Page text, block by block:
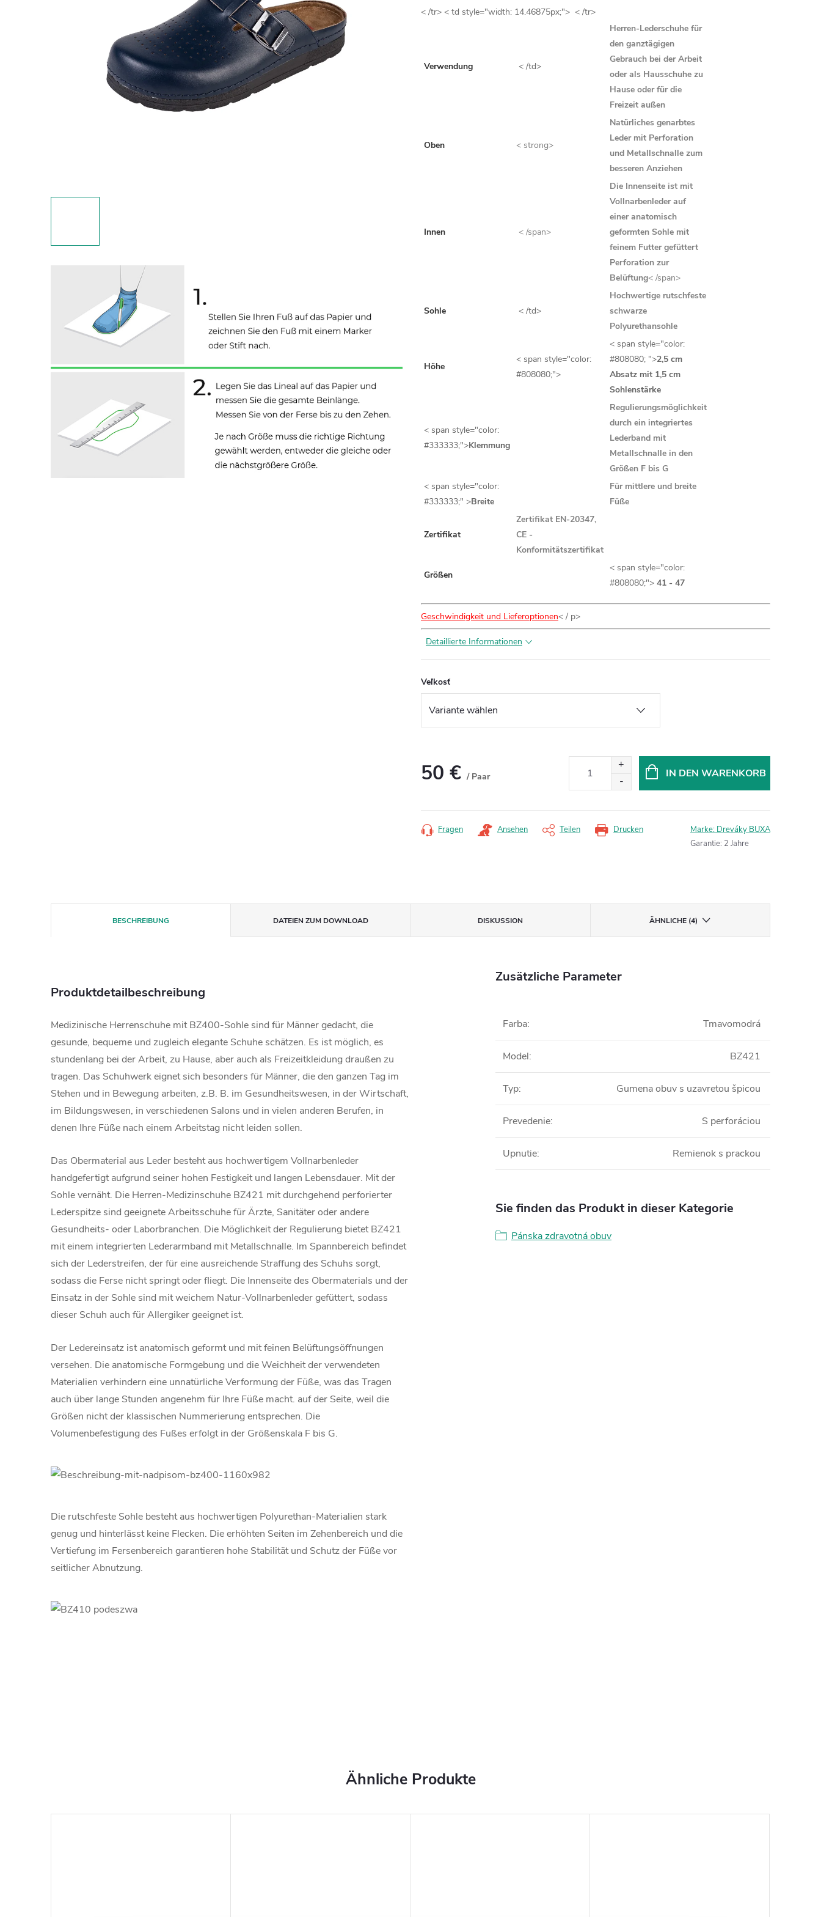
< /tr> < td style="width: 14.46875px;"> < /tr>
Verwendung < /td>
Herren-Lederschuhe für
den ganztägigen
Gebrauch bei der Arbeit
oder als Hausschuhe zu
Hause oder für die
Freizeit außen
Oben < strong>
Natürliches genarbtes
Leder mit Perforation
und Metallschnalle zum
besseren Anziehen
Innen < /span>
Die Innenseite ist mit
Vollnarbenleder auf
einer anatomisch
geformten Sohle mit
feinem Futter gefüttert
Perforation zur
Belüftung< /span>
Sohle < /td>
Hochwertige rutschfeste
schwarze
Polyurethansohle
Höhe
< span style="color:
#808080;">
< span style="color:
#808080; ">2,5 cm
Absatz mit 1,5 cm
Sohlenstärke
< span style="color:
#333333;">Klemmung
Regulierungsmöglichkeit
durch ein integriertes
Lederband mit
Metallschnalle in den
Größen F bis G
< span style="color:
#333333;" >Breite
Für mittlere und breite
Füße
Zertifikat
Zertifikat EN-20347,
CE -
Konformitätszertifikat
Größen
< span style="color:
#808080;"> 41 - 47
Geschwindigkeit und Lieferoptionen< / p>
Detaillierte Informationen
Veľkosť
50 € / Paar
IN DEN WARENKORB
Drucken
Fragen Ansehen Teilen Marke: Dreváky BUXA
Garantie: 2 Jahre
BESCHREIBUNG DATEIEN ZUM DOWNLOAD DISKUSSION ÄHNLICHE (4)
Produktdetailbeschreibung
Medizinische Herrenschuhe mit BZ400-Sohle sind für Männer gedacht, die
gesunde, bequeme und zugleich elegante Schuhe schätzen. Es ist möglich, es
stundenlang bei der Arbeit, zu Hause, aber auch als Freizeitkleidung draußen zu
tragen. Das Schuhwerk eignet sich besonders für Männer, die den ganzen Tag im
Stehen und in Bewegung arbeiten, z.B. B. im Gesundheitswesen, in der Wirtschaft,
im Bildungswesen, in verschiedenen Salons und in vielen anderen Berufen, in
denen Ihre Füße nach einem Arbeitstag nicht leiden sollen.
Das Obermaterial aus Leder besteht aus hochwertigem Vollnarbenleder
handgefertigt aufgrund seiner hohen Festigkeit und langen Lebensdauer. Mit der
Sohle vernäht. Die Herren-Medizinschuhe BZ421 mit durchgehend perforierter
Lederspitze sind geeignete Arbeitsschuhe für Ärzte, Sanitäter oder andere
Gesundheits- oder Laborbranchen. Die Möglichkeit der Regulierung bietet BZ421
mit einem integrierten Lederarmband mit Metallschnalle. Im Spannbereich befindet
sich der Lederstreifen, der für eine ausreichende Straffung des Schuhs sorgt,
sodass die Ferse nicht springt oder fliegt. Die Innenseite des Obermaterials und der
Einsatz in der Sohle sind mit weichem Natur-Vollnarbenleder gefüttert, sodass
dieser Schuh auch für Allergiker geeignet ist.
Der Ledereinsatz ist anatomisch geformt und mit feinen Belüftungsöffnungen
versehen. Die anatomische Formgebung und die Weichheit der verwendeten
Materialien verhindern eine unnatürliche Verformung der Füße, was das Tragen
auch über lange Stunden angenehm für Ihre Füße macht. auf der Seite, weil die
Größen nicht der klassischen Nummerierung entsprechen. Die
Volumenbefestigung des Fußes erfolgt in der Größenskala F bis G.
Die rutschfeste Sohle besteht aus hochwertigen Polyurethan-Materialien stark
genug und hinterlässt keine Flecken. Die erhöhten Seiten im Zehenbereich und die
Vertiefung im Fersenbereich garantieren hohe Stabilität und Schutz der Füße vor
seitlicher Abnutzung.
Zusätzliche Parameter
Farba: Tmavomodrá
Model: BZ421
Typ: Gumena obuv s uzavretou špicou
Prevedenie: S perforáciou
Upnutie: Remienok s prackou
Sie finden das Produkt in dieser Kategorie
Pánska zdravotná obuv